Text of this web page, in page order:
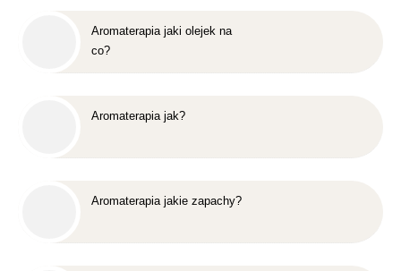
Aromaterapia jaki olejek na
co?
Aromaterapia jak?
Aromaterapia jakie zapachy?